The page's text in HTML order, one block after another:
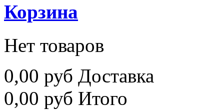
Корзина
Нет товаров
0,00 руб Доставка
0,00 руб Итого